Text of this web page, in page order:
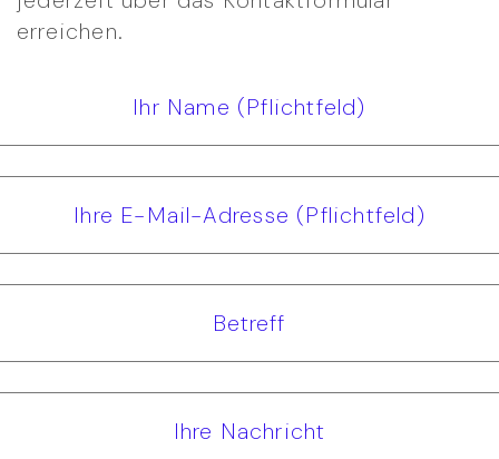
erreichen.
Ihr Name (Pflichtfeld)
Ihre E-Mail-Adresse (Pflichtfeld)
Betreff
Ihre Nachricht